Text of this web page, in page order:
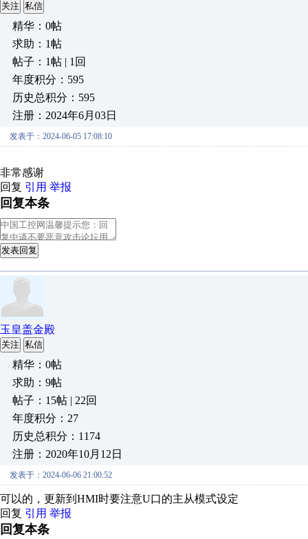
关注 私信
精华：0帖
求助：1帖
帖子：1帖 | 1回
年度积分：595
历史总积分：595
注册：2024年6月03日
发表于：2024-06-05 17:08:10
非常感谢
回复 引用 举报
回复本条
发表回复
玉皇盖金殿
关注 私信
精华：0帖
求助：9帖
帖子：15帖 | 22回
年度积分：27
历史总积分：1174
注册：2020年10月12日
发表于：2024-06-06 21:00:52
可以的，更新到HMI时要注意U口的主从模式设定
回复 引用 举报
回复本条